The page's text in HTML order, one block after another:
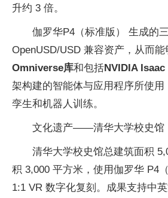
升约 3 倍。
伽罗华P4（标准版） 生成的
OpenUSD/USD 兼容资产，从而
Omniverse库和包括NVIDIA
架构建的智能体与应用程序所使
孪生和机器人训练。
文化遗产——清华大学校史馆
清华大学校史馆总建筑面积
积 3,000 平方米，使用伽罗华 P4
1:1 VR 数字化复刻。成果支持中